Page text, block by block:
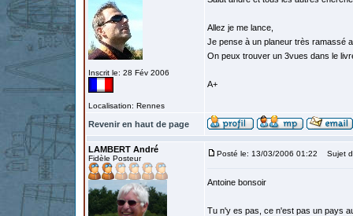
Inscrit le: 28 Fév 2006
Localisation: Rennes
Allez je me lance,
Je pense à un planeur très ramassé
On peux trouver un 3vues dans le
A+
Revenir en haut de page
LAMBERT André
Fidèle Posteur
Posté le: 13/03/2006 01:22 Sujet
Antoine bonsoir
Tu n'y es pas, ce n'est pas un pays